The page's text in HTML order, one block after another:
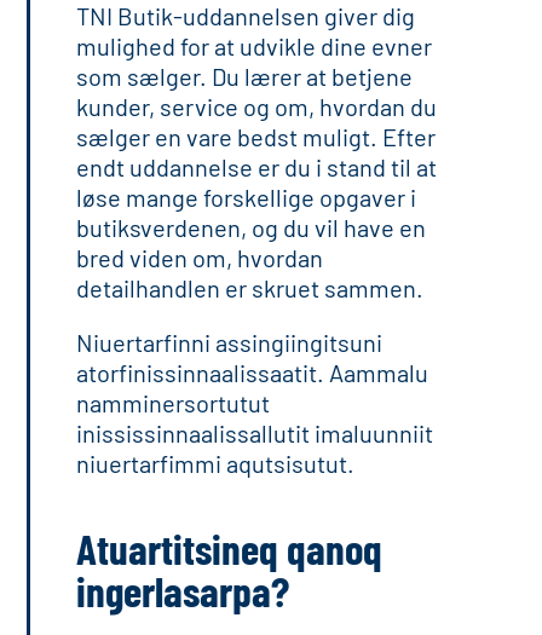
TNI Butik-uddannelsen giver dig
mulighed for at udvikle dine evner
som sælger. Du lærer at betjene
kunder, service og om, hvordan du
sælger en vare bedst muligt. Efter
endt uddannelse er du i stand til at
løse mange forskellige opgaver i
butiksverdenen, og du vil have en
bred viden om, hvordan
detailhandlen er skruet sammen.
Niuertarfinni assingiingitsuni
atorfinissinnaalissaatit. Aammalu
namminersortutut
inississinnaalissallutit imaluunniit
niuertarfimmi aqutsisutut.
Atuartitsineq qanoq
ingerlasarpa?